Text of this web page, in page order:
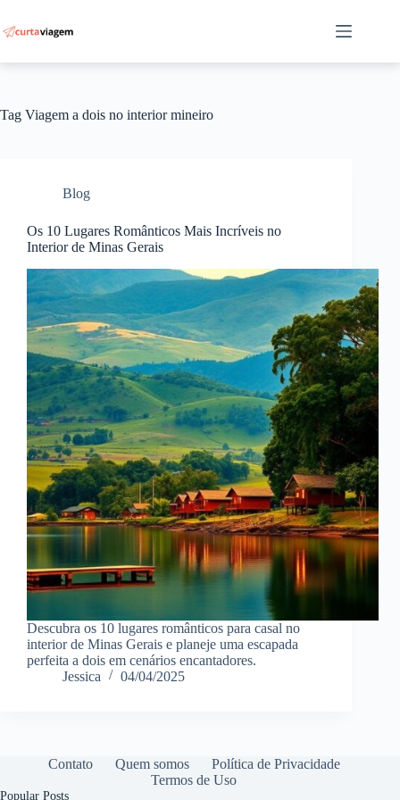
para
o
Tag Viagem a dois no interior mineiro
Blog
Os 10 Lugares Românticos Mais Incríveis no
Interior de Minas Gerais
Descubra os 10 lugares românticos para casal no
interior de Minas Gerais e planeje uma escapada
perfeita a dois em cenários encantadores.
Jessica
04/04/2025
Contato Quem somos
Política de Privacidade
Termos de Uso
Popular Posts